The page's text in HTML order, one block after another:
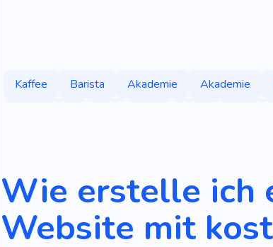
Kaffee Barista Akademie Akademie
Lounge
Romantik Cappuccino Fastfood
Körner
Wie erstelle ich
Website mit